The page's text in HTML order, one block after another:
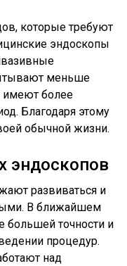
которые требуют
эндоскопы
меньше
имеют более
Благодаря этому
обычной жизни.
эндоскопов
развиваться и
В ближайшем
точности и
процедур.
над